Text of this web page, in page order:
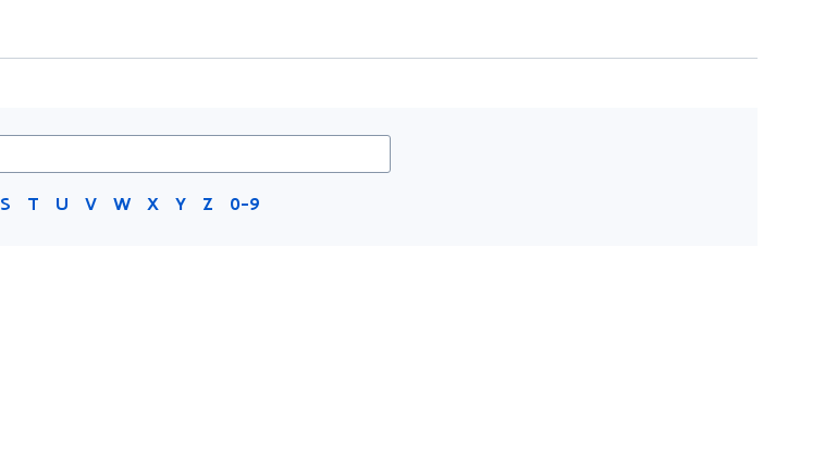
S T U V W X Y Z 0-9